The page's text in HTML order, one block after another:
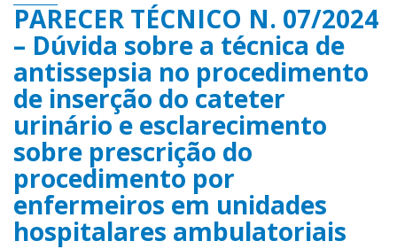
PARECER TÉCNICO N. 07/2024
– Dúvida sobre a técnica de
antissepsia no procedimento
de inserção do cateter
urinário e esclarecimento
sobre prescrição do
procedimento por
enfermeiros em unidades
hospitalares ambulatoriais